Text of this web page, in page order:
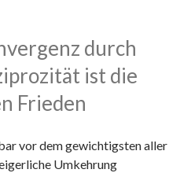
durch
ist die
Frieden
vor dem gewichtigsten aller
Umkehrung